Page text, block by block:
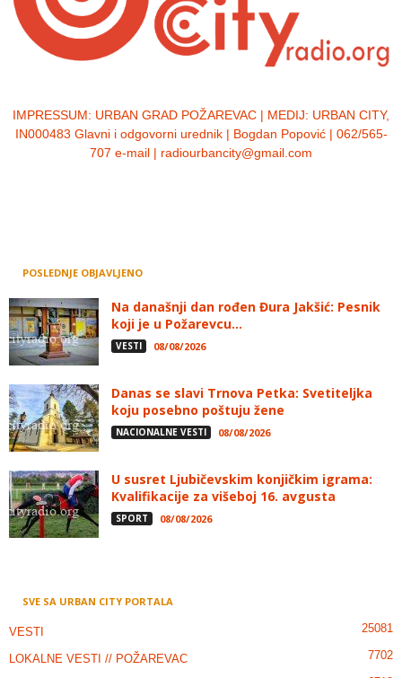
IMPRESSUM: URBAN GRAD POŽAREVAC | MEDIJ: URBAN CITY,
IN000483 Glavni i odgovorni urednik | Bogdan Popović | 062/565-
707 e-mail | radiourbancity@gmail.com
POSLEDNJE OBJAVLJENO
Na današnji dan rođen Đura Jakšić: Pesnik
koji je u Požarevcu...
VESTI 08/08/2026
Danas se slavi Trnova Petka: Svetiteljka
koju posebno poštuju žene
NACIONALNE VESTI 08/08/2026
U susret Ljubičevskim konjičkim igrama:
Kvalifikacije za višeboj 16. avgusta
SPORT 08/08/2026
SVE SA URBAN CITY PORTALA
VESTI 25081
LOKALNE VESTI // POŽAREVAC
7702